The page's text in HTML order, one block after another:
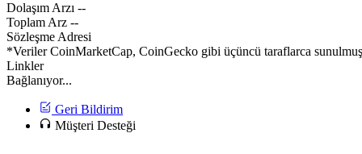
Dolaşım Arzı --
Toplam Arz --
Sözleşme Adresi
*Veriler CoinMarketCap, CoinGecko gibi üçüncü taraflarca
Linkler
Bağlanıyor...
Geri Bildirim
Müşteri Desteği